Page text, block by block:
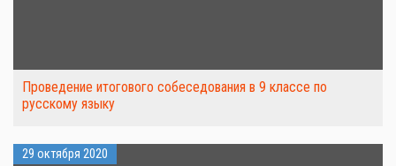
Проведение итогового собеседования в 9 классе по
русскому языку
29 октября 2020